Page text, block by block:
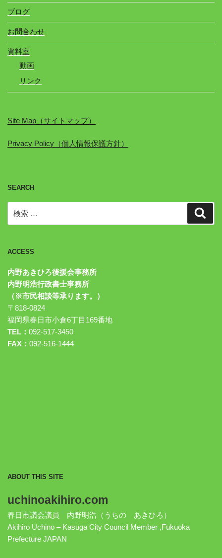
ブログ
お問合わせ
資料室
動画
リンク
Site Map（サイトマップ）
Privacy Policy（個人情報保護方針）
SEARCH
索:
ACCESS
内野あきひろ後援会事務所
内野明浩行政書士事務所
（※市民相談等承ります。）
〒818-0824
福岡県春日市小倉6丁目169番地
TEL： 092-517-3450
FAX： 092-516-1444
ABOUT THIS SITE
uchinoakihiro.com
春日市議会議員 内野明浩（うちの あきひろ）
Akihiro Uchino – Kasuga City Council Member ,Fukuoka
Prefecture JAPAN